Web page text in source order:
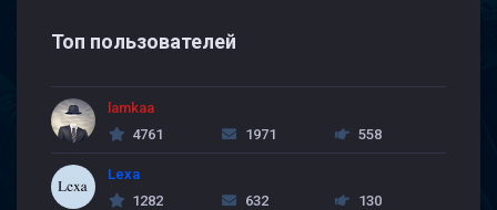
Топ пользователей
lamkaa
4761
1971 558
Lexa
1282
632 130